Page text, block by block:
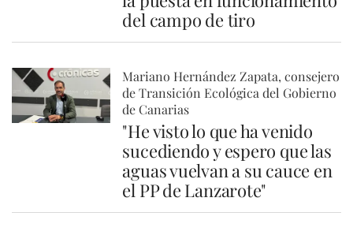
del campo de tiro
Mariano Hernández Zapata, consejero
de Transición Ecológica del Gobierno
de Canarias
"He visto lo que ha venido
sucediendo y espero que las
aguas vuelvan a su cauce en
el PP de Lanzarote"